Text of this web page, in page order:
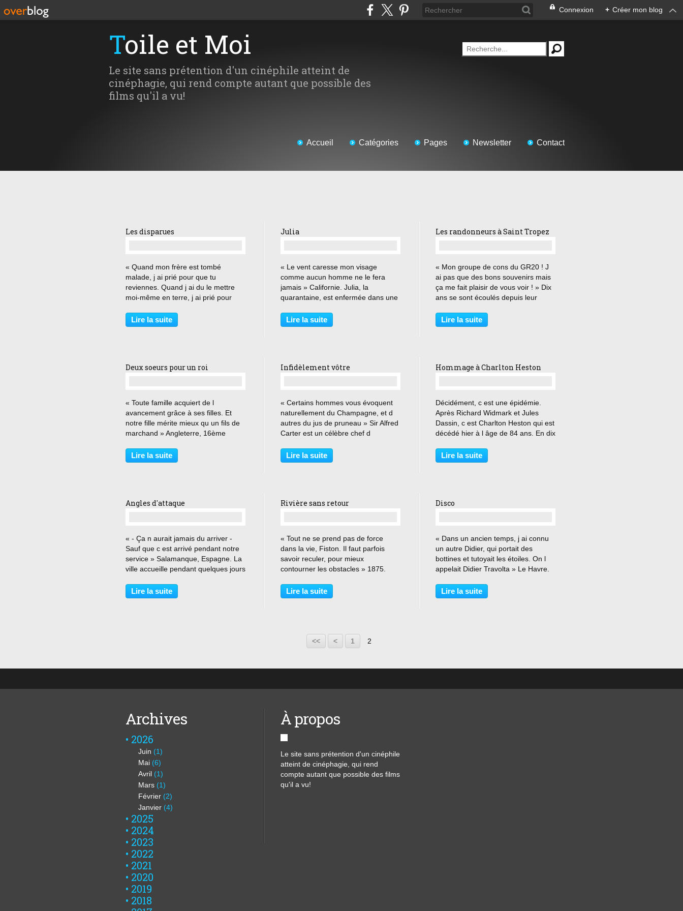
Connexion + Créer mon blog
Toile et Moi
Le site sans prétention d'un cinéphile atteint de
cinéphagie, qui rend compte autant que possible des
films qu'il a vu!
Accueil Catégories Pages Newsletter Contact
Les disparues
« Quand mon frère est tombé
malade, j ai prié pour que tu
reviennes. Quand j ai du le mettre
moi-même en terre, j ai prié pour
Mexique. Maggie Gilkeson vit dans
une ferme isolée avec ses deux
Lire la suite
Julia
« Le vent caresse mon visage
comme aucun homme ne le fera
jamais » Californie. Julia, la
quarantaine, est enfermée dans une
fond inexorablement. Entre l alcool à
haute dose, les hommes d un soir
Lire la suite
Les randonneurs à Saint Tropez
« Mon groupe de cons du GR20 ! J
ai pas que des bons souvenirs mais
ça me fait plaisir de vous voir ! » Dix
ans se sont écoulés depuis leur
Corse. Toujours très liés, Cora,
Nadine, Mathieu et Louis, décident
Lire la suite
Deux soeurs pour un roi
« Toute famille acquiert de l
avancement grâce à ses filles. Et
notre fille mérite mieux qu un fils de
marchand » Angleterre, 16ème
laquelle le Roi Henri VIII ne partage
plus la couche de sa femme, celle-ci
Lire la suite
Infidèlement vôtre
« Certains hommes vous évoquent
naturellement du Champagne, et d
autres du jus de pruneau » Sir Alfred
Carter est un célèbre chef d
sillonne avec un flegme et une
légèreté tout autant britannique que
Lire la suite
Hommage à Charlton Heston
Décidément, c est une épidémie.
Après Richard Widmark et Jules
Dassin, c est Charlton Heston qui est
décédé hier à l âge de 84 ans. En dix
du grand Hollywood, celui de l âge d
or des studios des années 40 et 50,
Lire la suite
Angles d'attaque
« - Ça n aurait jamais du arriver -
Sauf que c est arrivé pendant notre
service » Salamanque, Espagne. La
ville accueille pendant quelques jours
sommet international. Entre la foule
de badauds, nombreuse, et les
Lire la suite
Rivière sans retour
« Tout ne se prend pas de force
dans la vie, Fiston. Il faut parfois
savoir reculer, pour mieux
contourner les obstacles » 1875.
en prison pour avoir tué un homme
de dos mais en situation de légitime
Lire la suite
Disco
« Dans un ancien temps, j ai connu
un autre Didier, qui portait des
bottines et tutoyait les étoiles. On l
appelait Didier Travolta » Le Havre.
chez sa mère, dans un quartier
populaire de la ville. Chômeur de son
Lire la suite
<< < 1 2
Archives
2026
Juin (1)
Mai (6)
Avril (1)
Mars (1)
Février (2)
Janvier (4)
2025
2024
2023
2022
2021
2020
2019
2018
À propos
Le site sans prétention d'un cinéphile
atteint de cinéphagie, qui rend
compte autant que possible des films
qu'il a vu!